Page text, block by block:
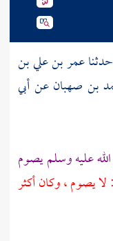
عمر بن علي بن
بن صهبانعنأبي
عليه وسلم يصوم
يصوم ، وكان أكثر